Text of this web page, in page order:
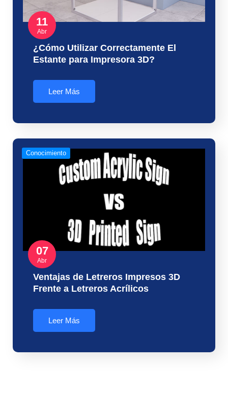
11
Abr
¿Cómo Utilizar Correctamente El
Estante para Impresora 3D?
Leer Más
07
Abr
Conocimiento
Ventajas de Letreros Impresos 3D
Frente a Letreros Acrílicos
Leer Más